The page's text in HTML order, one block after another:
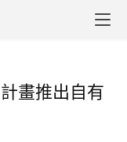
畫推出自有